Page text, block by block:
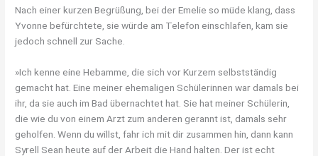
Nach einer kurzen Begrüßung, bei der Emelie so müde klang, dass
Yvonne befürchtete, sie würde am Telefon einschlafen, kam sie
jedoch schnell zur Sache.
»Ich kenne eine Hebamme, die sich vor Kurzem selbstständig
gemacht hat. Eine meiner ehemaligen Schülerinnen war damals bei
ihr, da sie auch im Bad übernachtet hat. Sie hat meiner Schülerin,
die wie du von einem Arzt zum anderen gerannt ist, damals sehr
geholfen. Wenn du willst, fahr ich mit dir zusammen hin, dann kann
Syrell Sean heute auf der Arbeit die Hand halten. Der ist echt